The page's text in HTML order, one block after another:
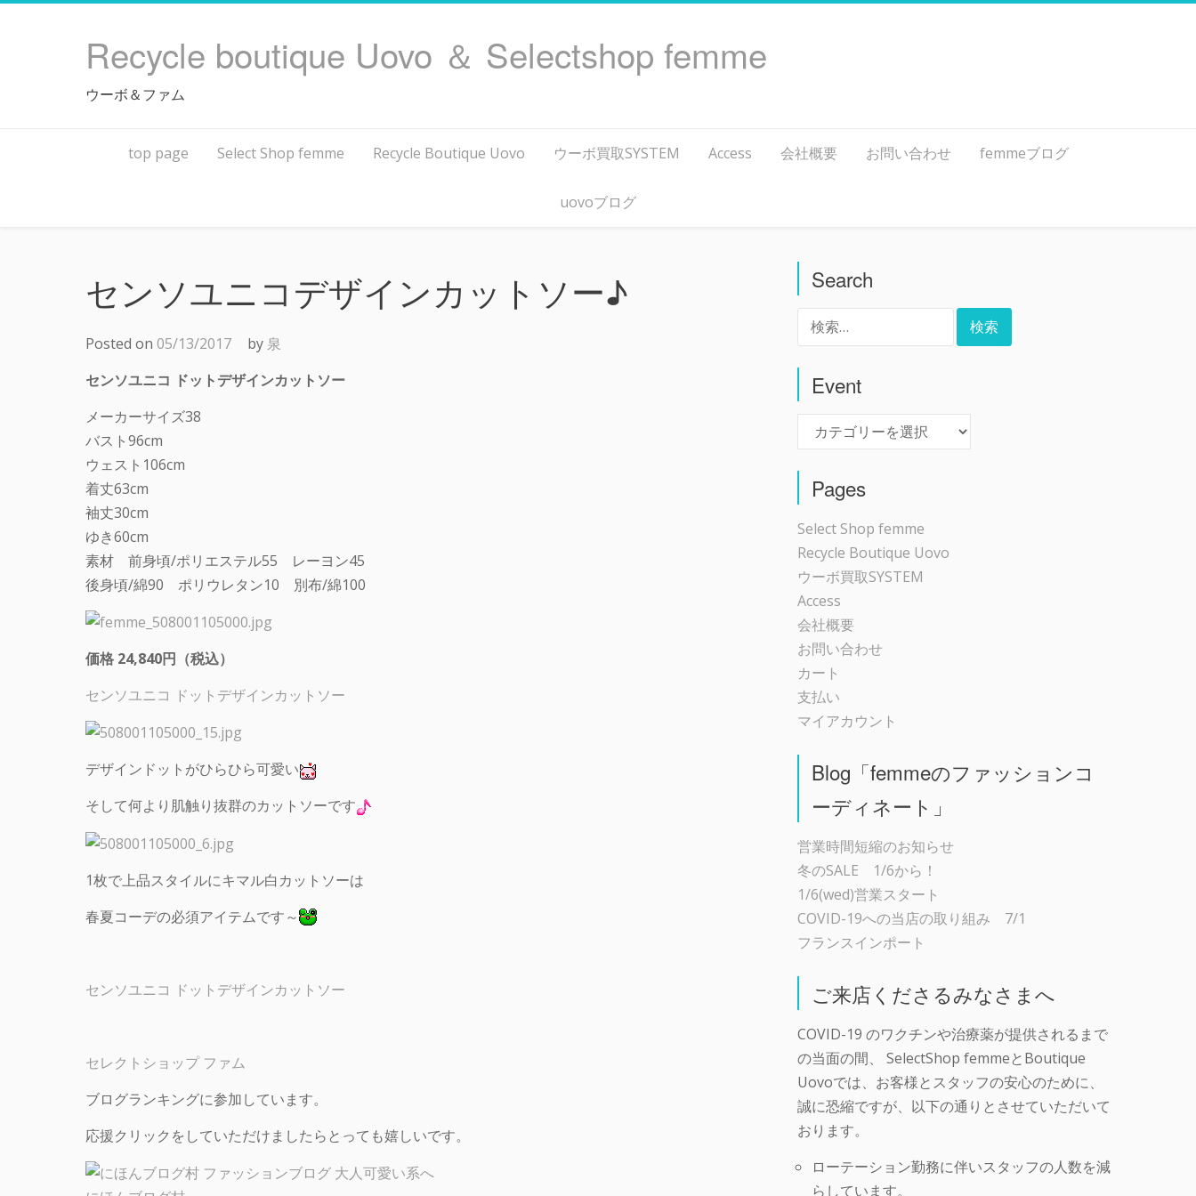
Recycle boutique Uovo ＆ Selectshop femme
ウーボ＆ファム
top page Select Shop femme Recycle Boutique Uovo ウーボ買取SYSTEM Access 会社概要 お問い合わせ femmeブログ
uovoブログ
センソユニコデザインカットソー♪
Posted on 05/13/2017 by 泉
センソユニコ ドットデザインカットソー
メーカーサイズ38
バスト96cm
ウェスト106cm
着丈63cm
袖丈30cm
ゆき60cm
素材 前身頃/ポリエステル55 レーヨン45
後身頃/綿90 ポリウレタン10 別布/綿100
価格 24,840円（税込）
センソユニコ ドットデザインカットソー
デザインドットがひらひら可愛い
そして何より肌触り抜群のカットソーです
1枚で上品スタイルにキマル白カットソーは
春夏コーデの必須アイテムです～
センソユニコ ドットデザインカットソー
セレクトショップ ファム
ブログランキングに参加しています。
応援クリックをしていただけましたらとっても嬉しいです。
Search
Event
Pages
Select Shop femme
Recycle Boutique Uovo
ウーボ買取SYSTEM
Access
会社概要
お問い合わせ
カート
支払い
マイアカウント
Blog「femmeのファッションコ
ーディネート」
営業時間短縮のお知らせ
冬のSALE 1/6から！
1/6(wed)営業スタート
COVID-19への当店の取り組み 7/1
フランスインポート
ご来店くださるみなさまへ
COVID-19 のワクチンや治療薬が提供されるまで
の当面の間、 SelectShop femmeとBoutique
Uovoでは、お客様とスタッフの安心のために、
誠に恐縮ですが、以下の通りとさせていただいて
おります。
ローテーション勤務に伴いスタッフの人数を減
らしています。